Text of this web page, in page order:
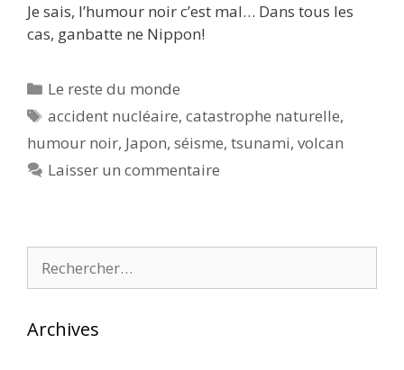
Je sais, l’humour noir c’est mal… Dans tous les
cas, ganbatte ne Nippon!
Catégories
Le reste du monde
Étiquettes
accident nucléaire,catastrophe naturelle,
humour noir, Japon, séisme, tsunami, volcan
Laisser un commentaire
Archives